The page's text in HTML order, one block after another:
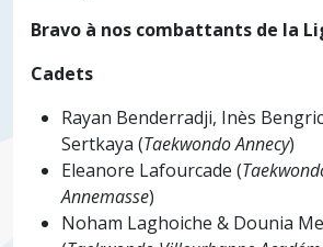
Bravo à nos combattants de la
Cadets
​Rayan Benderradji, Inès
Sertkaya (Taekwondo Annecy)
​Eleanore Lafourcade (
Annemasse)
​Noham Laghoiche & Dounia